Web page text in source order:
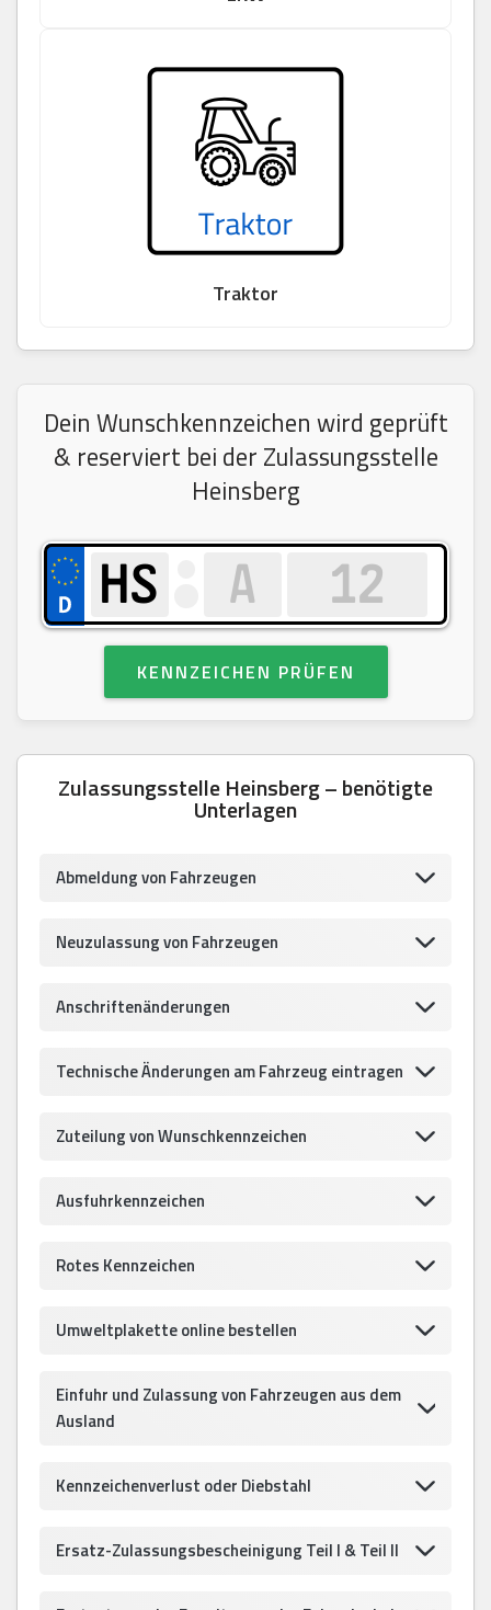
Traktor
Dein Wunschkennzeichen wird geprüft
& reserviert bei der Zulassungsstelle
Heinsberg
KENNZEICHEN PRÜFEN
Zulassungsstelle Heinsberg – benötigte
Unterlagen
Abmeldung von Fahrzeugen
Neuzulassung von Fahrzeugen
Anschriftenänderungen
Technische Änderungen am Fahrzeug eintragen
Zuteilung von Wunschkennzeichen
Ausfuhrkennzeichen
Rotes Kennzeichen
Umweltplakette online bestellen
Einfuhr und Zulassung von Fahrzeugen aus dem
Ausland
Kennzeichenverlust oder Diebstahl
Ersatz-Zulassungsbescheinigung Teil I & Teil II